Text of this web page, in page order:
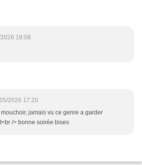
18:08
2026 17:20
jamais vu ce genre a garder
/> bonne soirée bises